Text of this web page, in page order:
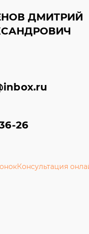
ДМИТРИЙ
26
Консультация